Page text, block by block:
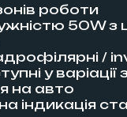
роботи
50W з
/
у
на авто
індикація